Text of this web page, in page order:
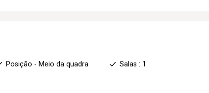
Posição - Meio da quadra
Salas : 1